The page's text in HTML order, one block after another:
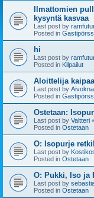
Ilmattomien
kysyntä kasvaa
Last post by
Posted in
hi
Last post by
Posted in Kilpailut
Aloittelija
Last post by
Posted in
Ostetaan:
Last post by Valtteri
Posted in Ostetaan
O: Isopurje
Last post by
Posted in Ostetaan
O: Pukki, Iso ja
Last post by
Posted in Ostetaan